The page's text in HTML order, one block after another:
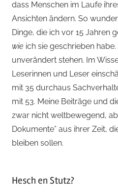
dass Menschen im Laufe
Ansichten ändern. So
Dinge, die ich vor 15 Jahren
wie ich sie geschrieben
unverändert stehen. Im
Leserinnen und Leser
mit 35 durchaus
mit 53. Meine Beiträge und
zwar nicht weltbewegend,
Dokumente” aus ihrer Zeit,
bleiben sollen.
Hesch en Stutz?